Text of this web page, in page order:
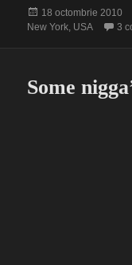
Publicat
pe
18 octombrie 2010
New York USA 3
Some